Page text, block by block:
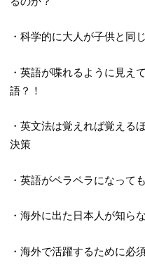
・科学的に大人が子供と同
・英語が喋れるように見え
語？！
・英文法は覚えれば覚える
決策
・英語がペラペラになって
・海外に出た日本人が知ら
・海外で活躍するために必